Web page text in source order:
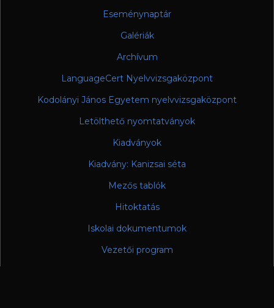
Eseménynaptár
Galériák
Archívum
LanguageCert Nyelvvizsgaközpont
Kodolányi János Egyetem nyelvvizsgaközpont
Letölthető nyomtatványok
Kiadványok
Kiadvány: Kanizsai séta
Mezős tablók
Hitoktatás
Iskolai dokumentumok
Vezetői program